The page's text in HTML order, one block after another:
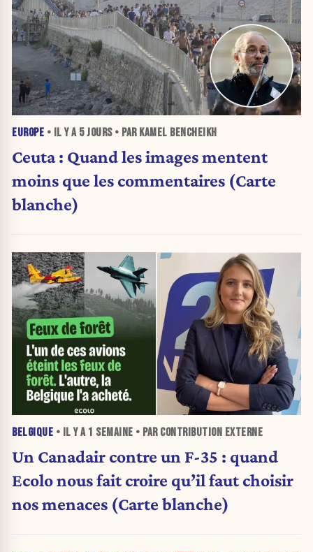
EUROPE • IL Y A 5 JOURS• PAR KAMEL BENCHEIKH
Ceuta : Quand les images mentent
moins que les commentaires (Carte
blanche)
BELGIQUE • IL Y A 1 SEMAINE • PAR CONTRIBUTION EXTERNE
Un Canadair contre un F-35 : quand
Ecolo nous fait croire qu’il faut choisir
nos menaces (Carte blanche)